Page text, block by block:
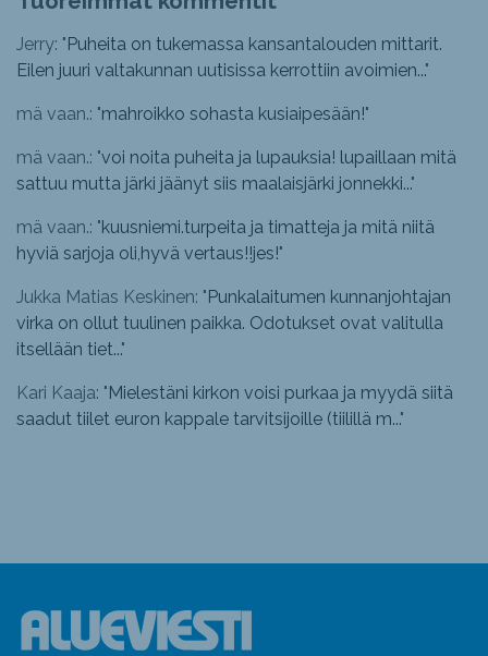
Jerry: "Puheita on tukemassa kansantalouden mittarit.
Eilen juuri valtakunnan uutisissa kerrottiin avoimien..."
mä vaan.: "mahroikko sohasta kusiaipesään!"
mä vaan.: "voi noita puheita ja lupauksia! lupaillaan mitä
sattuu mutta järki jäänyt siis maalaisjärki jonnekki..."
mä vaan.: "kuusniemi.turpeita ja timatteja ja mitä niitä
hyviä sarjoja oli,hyvä vertaus!!jes!"
Jukka Matias Keskinen: "Punkalaitumen kunnanjohtajan
virka on ollut tuulinen paikka. Odotukset ovat valitulla
itsellään tiet..."
Kari Kaaja: "Mielestäni kirkon voisi purkaa ja myydä siitä
saadut tiilet euron kappale tarvitsijoille (tiilillä m..."